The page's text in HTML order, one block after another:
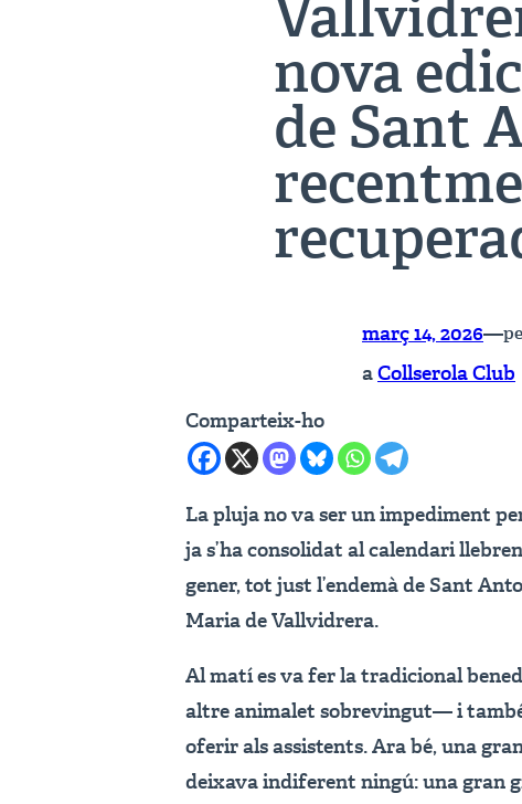
nova
de Sant
març 14, 2026—
aCollserola Club
Comparteix-ho
La pluja no va ser un impediment
ja s’ha consolidat al calendari
gener, tot just l’endemà de Sant
Maria de Vallvidrera.
Al matí es va fer la tradicional
altre animalet sobrevingut— i
oferir als assistents. Ara bé, una
deixava indiferent ningú: una gran